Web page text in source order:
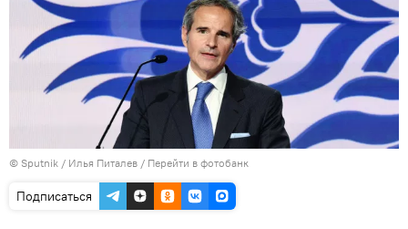
© Sputnik / Илья Питалев / Перейти в фотобанк
Подписаться